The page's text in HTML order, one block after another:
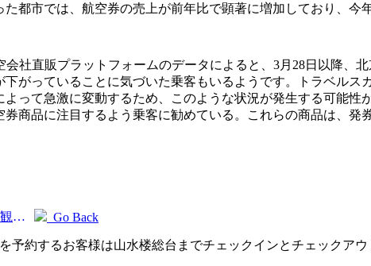
都市では、航空券の売上が前年比で顕著に増加しており、今
会社直販プラットフォームのデータによると、3月28日以降
がっていることに気づいた乗客もいるようです。トラベル
って急激に変動するため、このような状況が発生する可能
商品に注目するよう乗客に勧めている。これらの商品は、
Prev:北京の副都心にある新たな文化観光ランドマーク、ピナクルパークが今年正式にオープンする。 Go Back
予約するお客様は山水楼総台までチェックインとチェックア